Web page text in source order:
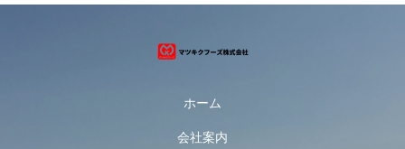
ホーム
会社案内